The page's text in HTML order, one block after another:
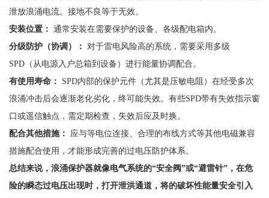
泄放浪涌电流。接地不良等于无效。
安装位置： 通常安装在需要保护的设备、各级配电箱内。
分级防护（协调）：
对于雷电风险高的系统，需要采用多级
SPD（从电源入户总箱到设备）进行能量协调配合。
有使用寿命：
SPD内部的保护元件（尤其是压敏电阻）在经受多次
浪涌冲击后会逐渐老化劣化，终可能失效。有些SPD带有失效指示窗
口或遥信触点，需定期检查，失效后应及时换。
配合其他措施：
应与等电位连接、合理的布线方式等其他电磁兼容
措施配合使用，才能形成完善的过电压防护体系。
总结来说，浪涌保护器就像电气系统的“安全阀”或“避雷针”，在危
险的瞬态过电压出现时，打开泄洪通道，将的破坏性能量安全引入